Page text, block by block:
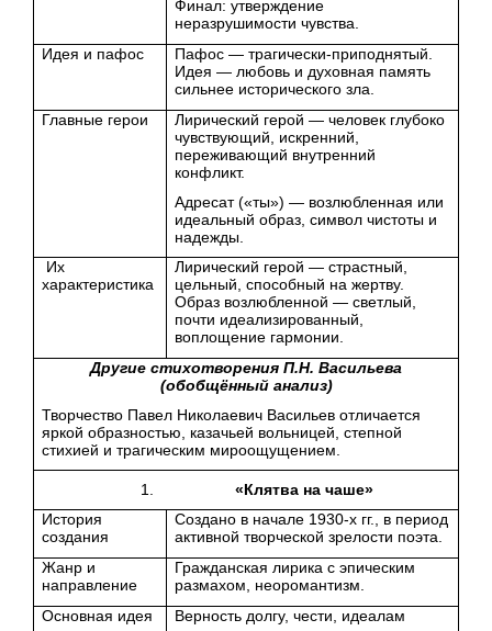
Финал: утверждение
неразрушимости чувства.
Идея и пафос
Пафос — трагически-приподнятый.
Идея — любовь и духовная память
сильнее исторического зла.
Главные герои
Лирический герой — человек глубоко
чувствующий, искренний,
переживающий внутренний
конфликт.
Адресат («ты») — возлюбленная или
идеальный образ, символ чистоты и
надежды.
Их
характеристика
Лирический герой — страстный,
цельный, способный на жертву.
Образ возлюбленной — светлый,
почти идеализированный,
воплощение гармонии.
Другие стихотворения П.Н. Васильева
(обобщённый анализ)
Творчество Павел Николаевич Васильев отличается
яркой образностью, казачьей вольницей, степной
стихией и трагическим мироощущением.
«Клятва на чаше»
История
создания
Создано в начале 1930-х гг., в период
активной творческой зрелости поэта.
Жанр и
направление
Гражданская лирика с эпическим
размахом, неоромантизм.
Основная идея
Верность долгу, чести, идеалам